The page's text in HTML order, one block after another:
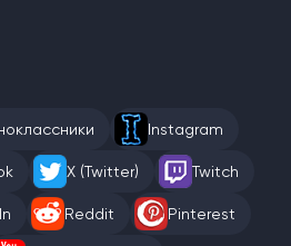
Instagram
X (Twitter) Twitch
Reddit Pinterest